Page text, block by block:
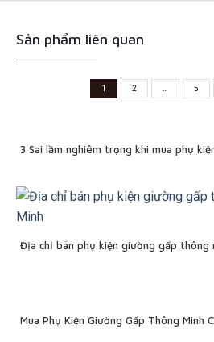
Sản phẩm liên quan
1 2 … 5
3 Sai lầm nghiêm trọng khi mua phụ
Địa chỉ bán phụ kiện giường gấp thông
Mua Phụ Kiện Giường Gấp Thông Minh